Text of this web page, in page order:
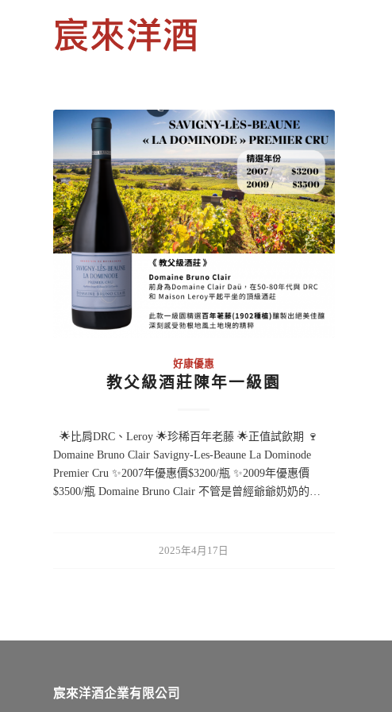
好康優惠
教父級酒莊陳年一級園
🌟比肩DRC、Leroy 🌟珍稀百年老藤 🌟正值試飲期 🍷
Domaine Bruno Clair Savigny-Les-Beaune La Dominode
Premier Cru ✨2007年優惠價$3200/瓶 ✨2009年優惠價
$3500/瓶 Domaine Bruno Clair 不管是曾經爺爺奶奶的…
2025年4月17日
宸來洋酒企業有限公司